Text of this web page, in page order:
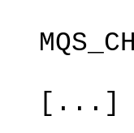
[...]